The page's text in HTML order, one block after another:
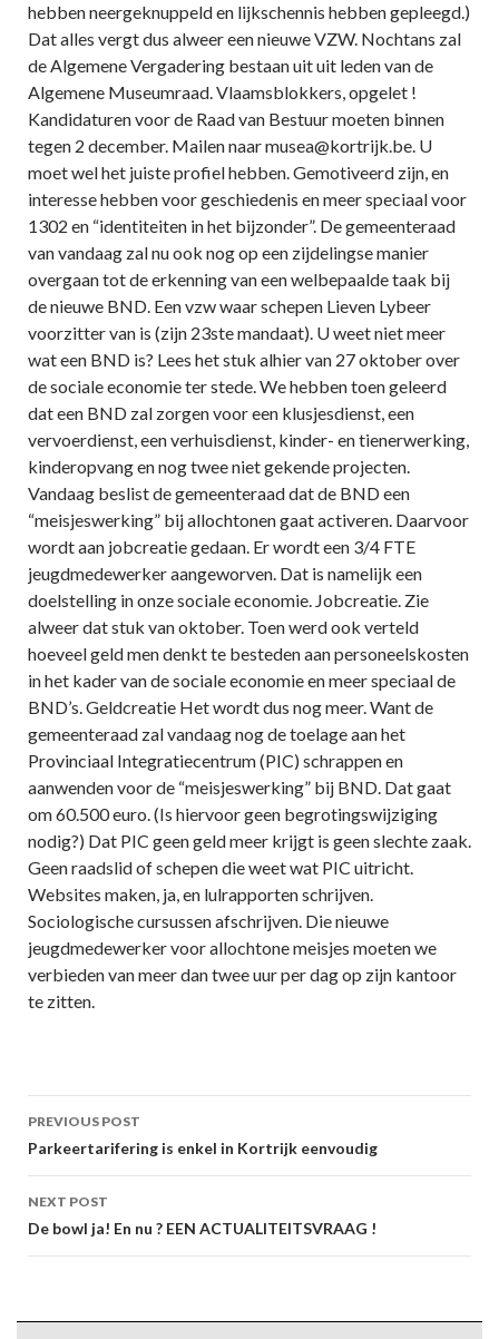
hebben neergeknuppeld en lijkschennis hebben gepleegd.)
Dat alles vergt dus alweer een nieuwe VZW. Nochtans zal
de Algemene Vergadering bestaan uit uit leden van de
Algemene Museumraad. Vlaamsblokkers, opgelet !
Kandidaturen voor de Raad van Bestuur moeten binnen
tegen 2 december. Mailen naar musea@kortrijk.be. U
moet wel het juiste profiel hebben. Gemotiveerd zijn, en
interesse hebben voor geschiedenis en meer speciaal voor
1302 en “identiteiten in het bijzonder”. De gemeenteraad
van vandaag zal nu ook nog op een zijdelingse manier
overgaan tot de erkenning van een welbepaalde taak bij
de nieuwe BND. Een vzw waar schepen Lieven Lybeer
voorzitter van is (zijn 23ste mandaat). U weet niet meer
wat een BND is? Lees het stuk alhier van 27 oktober over
de sociale economie ter stede. We hebben toen geleerd
dat een BND zal zorgen voor een klusjesdienst, een
vervoerdienst, een verhuisdienst, kinder- en tienerwerking,
kinderopvang en nog twee niet gekende projecten.
Vandaag beslist de gemeenteraad dat de BND een
“meisjeswerking” bij allochtonen gaat activeren. Daarvoor
wordt aan jobcreatie gedaan. Er wordt een 3/4 FTE
jeugdmedewerker aangeworven. Dat is namelijk een
doelstelling in onze sociale economie. Jobcreatie. Zie
alweer dat stuk van oktober. Toen werd ook verteld
hoeveel geld men denkt te besteden aan personeelskosten
in het kader van de sociale economie en meer speciaal de
BND’s. Geldcreatie Het wordt dus nog meer. Want de
gemeenteraad zal vandaag nog de toelage aan het
Provinciaal Integratiecentrum (PIC) schrappen en
aanwenden voor de “meisjeswerking” bij BND. Dat gaat
om 60.500 euro. (Is hiervoor geen begrotingswijziging
nodig?) Dat PIC geen geld meer krijgt is geen slechte zaak.
Geen raadslid of schepen die weet wat PIC uitricht.
Websites maken, ja, en lulrapporten schrijven.
Sociologische cursussen afschrijven. Die nieuwe
jeugdmedewerker voor allochtone meisjes moeten we
verbieden van meer dan twee uur per dag op zijn kantoor
te zitten.
Post
navigation
PREVIOUS POST
Parkeertarifering is enkel in Kortrijk eenvoudig
NEXT POST
De bowl ja! En nu ? EEN ACTUALITEITSVRAAG !